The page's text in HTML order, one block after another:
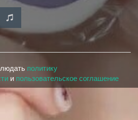
политику
и пользовательское соглашение